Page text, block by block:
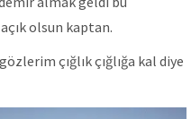
olsun kaptan.
çığlık çığlığa kal diye